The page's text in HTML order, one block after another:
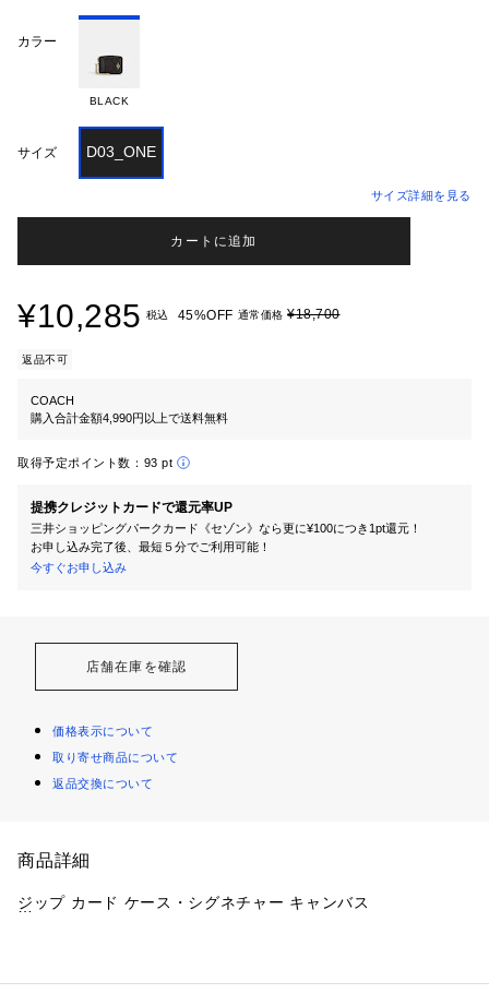
カラー
BLACK
サイズ D03_ONE
サイズ詳細を見る
カートに追加
¥10,285 税込 45%OFF 通常価格 ¥18,700
返品不可
COACH
購入合計金額4,990円以上で送料無料
取得予定ポイント数： 93 pt
提携クレジットカードで還元率UP
三井ショッピングパークカード《セゾン》なら更に¥100につき1pt還元！
お申し込み完了後、最短５分でご利用可能！
今すぐお申し込み
店舗在庫を確認
価格表示について
取り寄せ商品について
返品交換について
商品詳細
ジップ カード ケース・シグネチャー キャンバス